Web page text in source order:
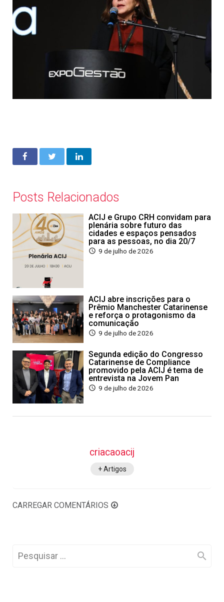
Posts Relacionados
ACIJ e Grupo CRH convidam para
plenária sobre futuro das
cidades e espaços pensados
para as pessoas, no dia 20/7
9 de julho de 2026
ACIJ abre inscrições para o
Prêmio Manchester Catarinense
e reforça o protagonismo da
comunicação
9 de julho de 2026
Segunda edição do Congresso
Catarinense de Compliance
promovido pela ACIJ é tema de
entrevista na Jovem Pan
9 de julho de 2026
criacaoacij
+ Artigos
CARREGAR COMENTÁRIOS